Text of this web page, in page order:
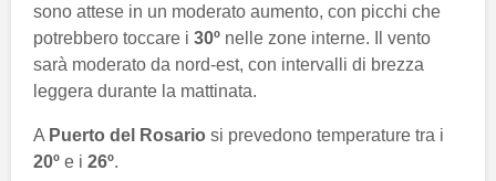
sono attese in un moderato aumento, con picchi che
potrebbero toccare i 30º nelle zone interne. Il vento
sarà moderato da nord-est, con intervalli di brezza
leggera durante la mattinata.
A Puerto del Rosario si prevedono temperature tra i
20º e i 26º.